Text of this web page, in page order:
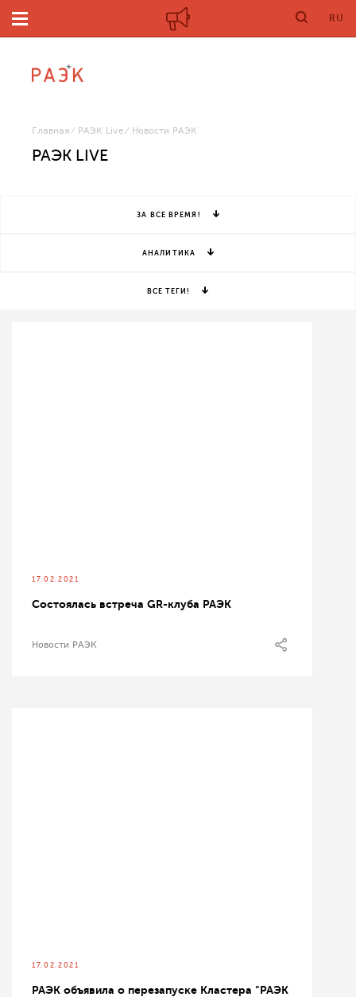
RU
Главная РАЭК Live Новости РАЭК
РАЭК LIVE
ЗА ВСЕ ВРЕМЯ!
АНАЛИТИКА
ВСЕ ТЕГИ!
17.02.2021
Состоялась встреча GR-клуба РАЭК
Новости РАЭК
17.02.2021
РАЭК объявила о перезапуске Кластера "РАЭК